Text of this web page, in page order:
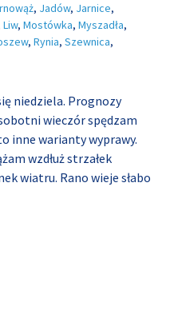
, Jadów, Jarnice,
Liw, Mostówka, Myszadła,
, Rynia, Szewnica,
niedziela. Prognozy
wieczór spędzam
inne warianty wyprawy.
wzdłuż strzałek
wiatru. Rano wieje słabo